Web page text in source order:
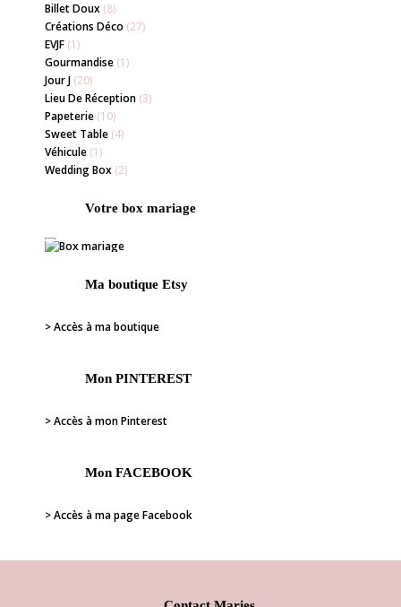
Billet Doux(8)
Créations Déco (27)
EVJF(1)
Gourmandise(1)
Jour J(20)
Lieu De Réception(3)
Papeterie(10)
Sweet Table(4)
Véhicule(1)
Wedding Box(2)
Votre box mariage
Ma boutique Etsy
> Accès à ma boutique
Mon PINTEREST
> Accès à mon Pinterest
Mon FACEBOOK
> Accès à ma page Facebook